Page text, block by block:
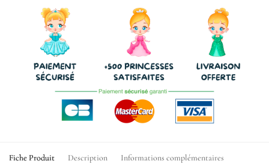
Fiche Produit Description Informations complémentaires